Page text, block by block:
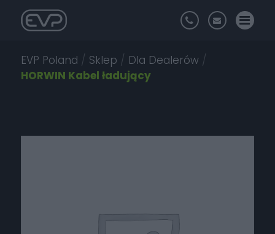
EVP Poland / Sklep / Dla Dealerów /
HORWIN Kabel ładujący